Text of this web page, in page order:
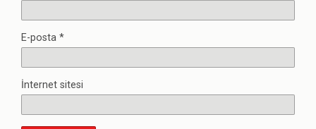
E-posta *
İnternet sitesi